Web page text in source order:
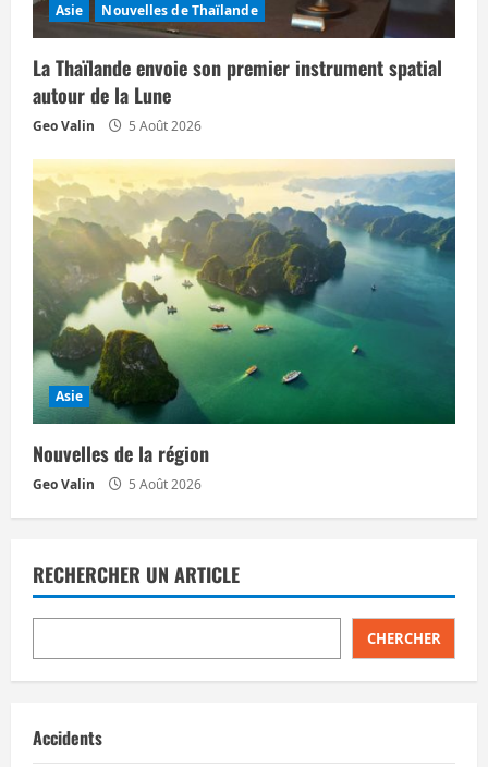
Asie Nouvelles de Thaïlande
La Thaïlande envoie son premier instrument spatial
autour de la Lune
Geo Valin 5 Août 2026
Asie
Nouvelles de la région
Geo Valin 5 Août 2026
RECHERCHER UN ARTICLE
CHERCHER
Accidents